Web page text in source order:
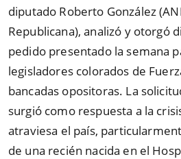
diputado Roberto González
Republicana), analizó y otorgó
pedido presentado la semana
legisladores colorados de
bancadas opositoras. La
surgió como respuesta a la
atraviesa el país,
de una recién nacida en el